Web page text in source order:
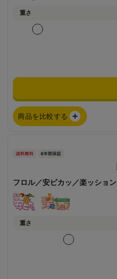
重さ
商品を比較する
フロル／安ピカッ／楽ッション
重さ